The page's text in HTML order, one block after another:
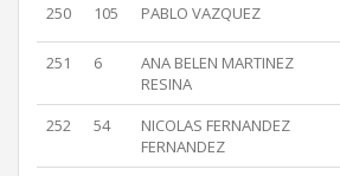
250 105 PABLO VAZQUEZ
251 6
ANA BELEN MARTINEZ
RESINA
252 54
NICOLAS FERNANDEZ
FERNANDEZ